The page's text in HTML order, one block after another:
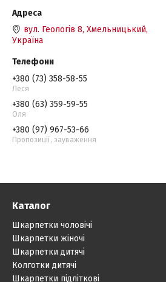
вул. Геологів 8, Хмельницький,
Україна
+380 (73) 358-58-55
Леся
+380 (63) 359-59-55
Оля
+380 (97) 967-53-66
Пропозиції, зауваження
Каталог
Шкарпетки чоловічі
Шкарпетки жіночі
Шкарпетки дитячі
Колготки дитячі
Шкарпетки підліткові